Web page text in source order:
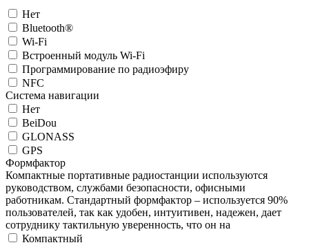
Нет
Bluetooth®
Wi-Fi
Встроенный модуль Wi-Fi
Программирование по радиоэфиру
NFC
Система навигации
Нет
BeiDou
GLONASS
GPS
Формфактор
Компактные портативные радиостанции используются
руководством, службами безопасности, офисными
работникам. Стандартный формфактор – используется 90%
пользователей, так как удобен, интуитивен, надежен, дает
сотруднику тактильную уверенность, что он на
Компактный